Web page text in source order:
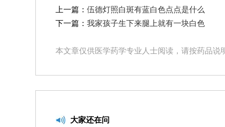
上一篇： 伍德灯照白斑有蓝白色点点是什么
下一篇： 我家孩子生下来腿上就有一块白色
本文章仅供医学药学专业人士阅读，请按药品说
大家还在问